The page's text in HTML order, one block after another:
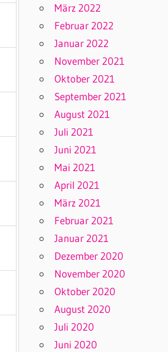
März 2022
Februar 2022
Januar 2022
November 2021
Oktober 2021
September 2021
August 2021
Juli 2021
Juni 2021
Mai 2021
April 2021
März 2021
Februar 2021
Januar 2021
Dezember 2020
November 2020
Oktober 2020
August 2020
Juli 2020
Juni 2020